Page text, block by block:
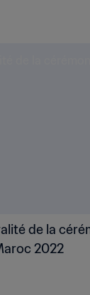
de la
2022